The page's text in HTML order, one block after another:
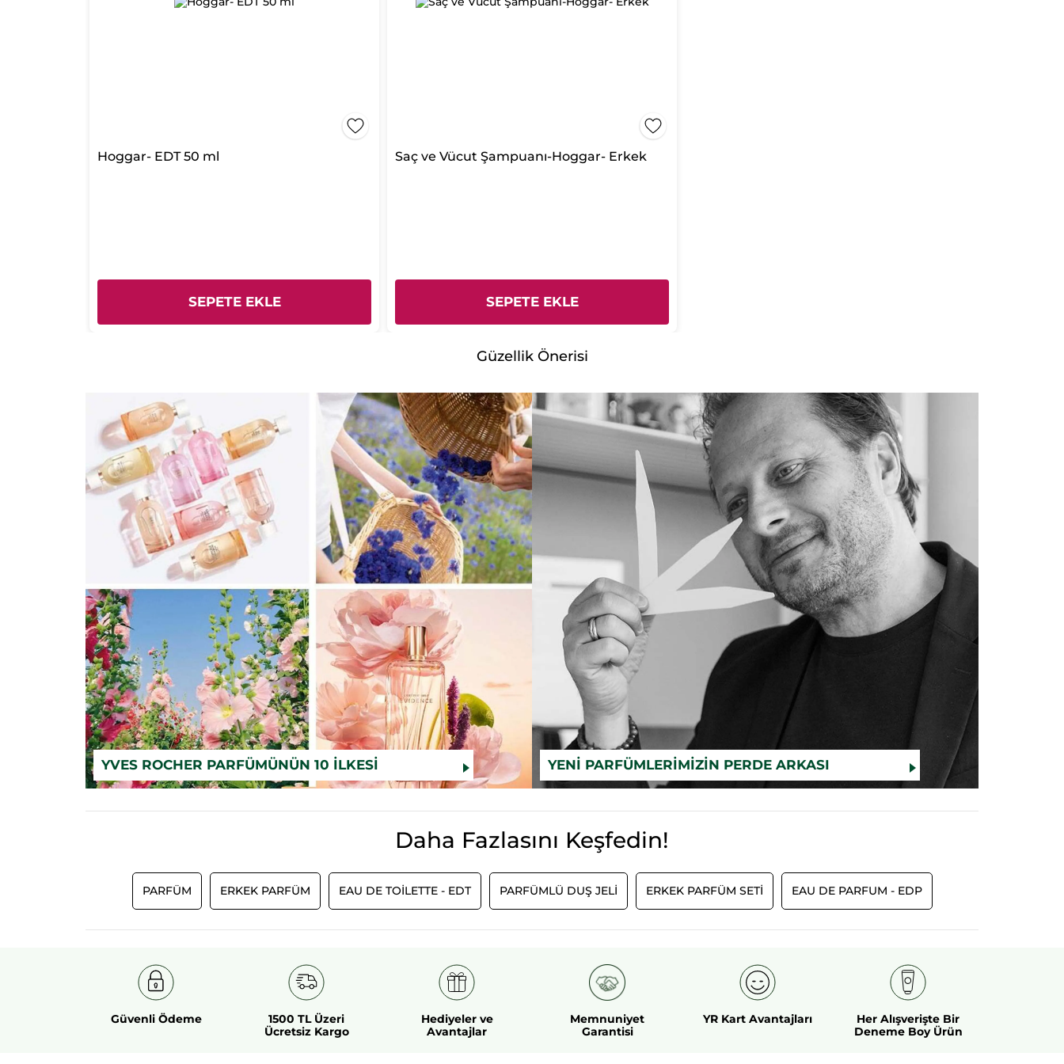
Hoggar- EDT 50 ml
SEPETE EKLE
Saç ve Vücut Şampuanı-Hoggar- Erkek
SEPETE EKLE
Güzellik Önerisi
YVES ROCHER PARFÜMÜNÜN 10 İLKESI YENI PARFÜMLERIMIZIN PERDE ARKASI
Daha Fazlasını Keşfedin!
PARFÜM ERKEK PARFÜM EAU DE TOILETTE - EDT PARFÜMLÜ DUŞ JELI ERKEK PARFÜM SETI EAU DE PARFUM - EDP
Güvenli Ödeme
1500 TL Üzeri
Ücretsiz Kargo
Hediyeler ve
Avantajlar
Memnuniyet
Garantisi
YR Kart Avantajları
Her Alışverişte Bir
Deneme Boy Ürün